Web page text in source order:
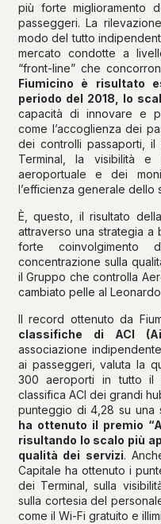
più forte miglioramento
passeggeri. La
modo del tutto
mercato condotte a
“front-line” che
Fiumicino è risultato
periodo del 2018, lo
capacità di innovare e
come l’accoglienza dei
dei controlli passaporti,
Terminal, la visibilità e
aeroportuale e dei
l’efficienza generale dello
È, questo, il risultato
attraverso una strategia a
forte
concentrazione sulla
il Gruppo che controlla
cambiato pelle al
Il record ottenuto da
classifiche di ACI
associazione
ai passeggeri, valuta la
300 aeroporti in tutto il
classifica ACI dei grandi
punteggio di 4,28 su una
ha ottenuto il premio
risultando lo scalo più
qualità dei servizi.
Capitale ha ottenuto i
dei Terminal, sulla
sulla cortesia del
come il Wi-Fi gratuito e